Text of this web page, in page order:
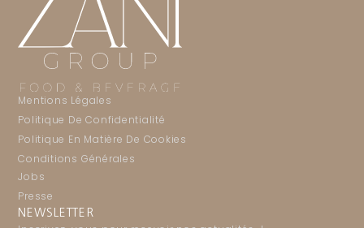
Mentions Légales
Politique De Confidentialité
Politique En Matière De Cookies
Conditions Générales
Jobs
Presse
NEWSLETTER